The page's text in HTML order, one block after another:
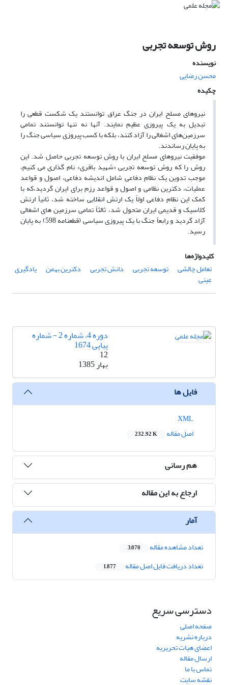
روش توسعه تجربی
نویسنده
محسن رضایی
چکیده
نیروهای مسلح ایران در جنگ عراق توانستند یک شکست قطعی را
تبدیل به یک‌ پیروزی عظیم نمایند. آنها نه تنها توانستند تمامی
سرزمین‌های اشغالی را آزاد کنند، بلکه با کسب پیروزی سیاسی جنگ را
به پایان رساندند.
موفقیت نیروهای مسلح ایران با روش توسعه تجربی حاصل شد. این
روش را که روش توسعه تجربی «شهید باقری» نام گذاری می کنیم،
موجب تدوین یک نظام دفاعی شامل اندیشه دفاعی، اصول و قواعد
عملیات، دکترین نظامی و اصول و قواعد رزم برای ایران گردید،که با
کمک این نظام دفاعی اولاً یک ارتش انقلابی ساخته شد، ثانیاً ارتش
کلاسیک و قدیمی ایران متحول شد، ثالثاً تمامی سرزمین های اشغالی
آزاد گردید و رابعاً جنگ با یک پیروزی سیاسی (قطعنامه 598) به پایان
رسید.
کلیدواژه‌ها
تعامل چالشی
توسعه تجربی دانش تجربی دکترین بهمن یادگیری
عینی
دوره 4، شماره 2 - شماره
پیاپی 1674
12
بهار 1385
فایل ها
اصل مقاله
232.92 K
هم رسانی
ارجاع به این مقاله
آمار
تعداد مشاهده مقاله 3,070
تعداد دریافت فایل اصل مقاله 1,877
دسترسی سریع
صفحه اصلی
درباره نشریه
اعضای هیات تحریریه
ارسال مقاله
تماس با ما
نقشه سایت